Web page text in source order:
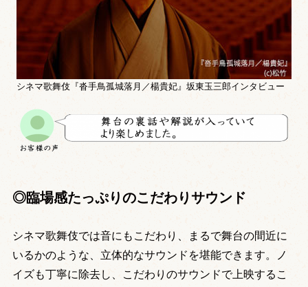
シネマ歌舞伎『沓手鳥孤城落月／楊貴妃』坂東玉三郎インタビュー
◎臨場感たっぷりのこだわりサウンド
シネマ歌舞伎では音にもこだわり、まるで舞台の間近に
いるかのような、立体的なサウンドを堪能できます。ノ
イズも丁寧に除去し、こだわりのサウンドで上映するこ